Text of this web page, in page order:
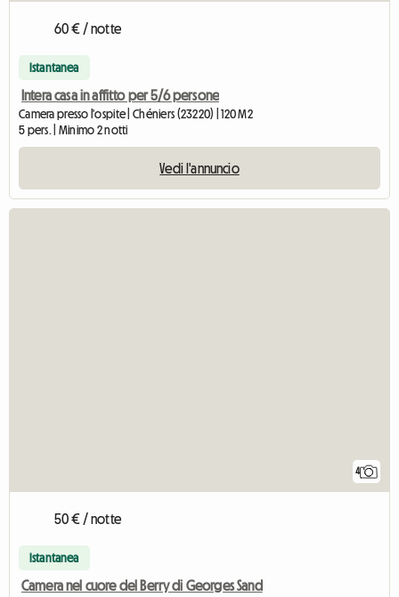
60 € / notte
Istantanea
Intera casa in affitto per 5/6 persone
Camera presso l'ospite | Chéniers (23220) | 120 M2
5 pers. | Minimo 2 notti
Vedi l'annuncio
4
50 € / notte
Istantanea
Camera nel cuore del Berry di Georges Sand